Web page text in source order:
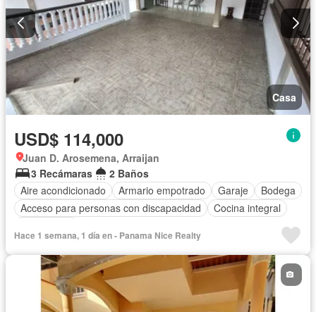
Casa
USD$ 114,000
Juan D. Arosemena, Arraijan
3 Recámaras
2 Baños
Aire acondicionado
Armario empotrado Garaje
Bodega
Acceso para personas con discapacidad
Cocina integral
Hace 1 semana, 1 día en - Panama Nice Realty